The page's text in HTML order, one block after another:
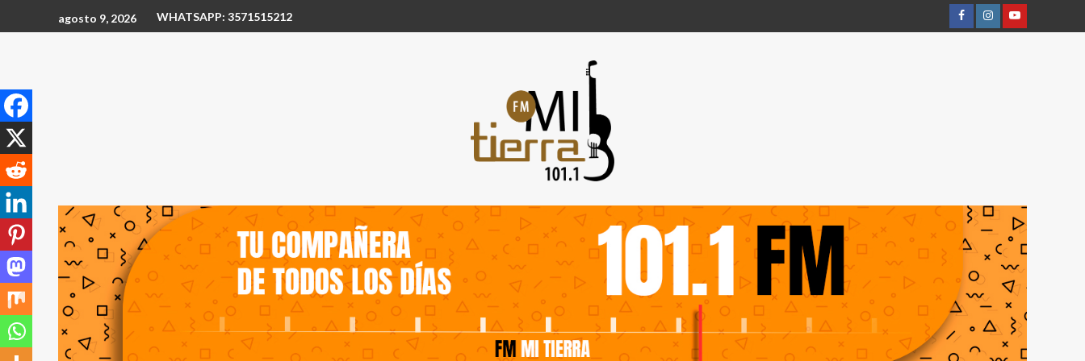
agosto 9, 2026 WHATSAPP: 3571515212